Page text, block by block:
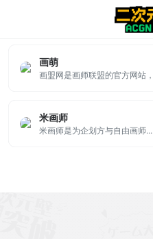
画萌
米画师
米画师是为企划方与自由画师...